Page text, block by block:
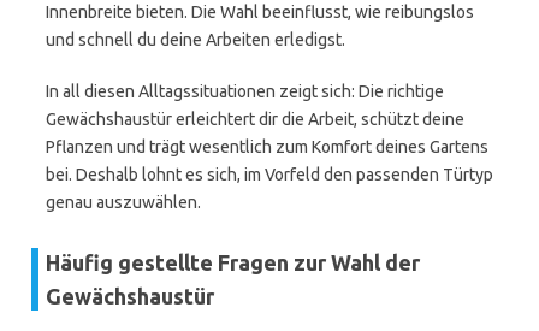
Innenbreite bieten. Die Wahl beeinflusst, wie reibungslos
und schnell du deine Arbeiten erledigst.
In all diesen Alltagssituationen zeigt sich: Die richtige
Gewächshaustür erleichtert dir die Arbeit, schützt deine
Pflanzen und trägt wesentlich zum Komfort deines Gartens
bei. Deshalb lohnt es sich, im Vorfeld den passenden Türtyp
genau auszuwählen.
Häufig gestellte Fragen zur Wahl der
Gewächshaustür